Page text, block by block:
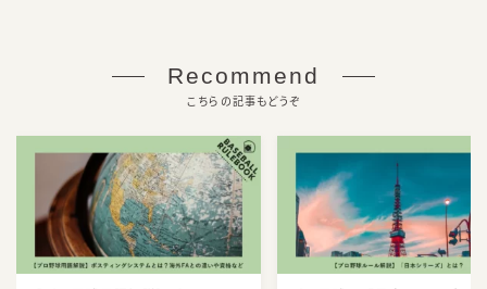
Recommend
こちらの記事もどうぞ